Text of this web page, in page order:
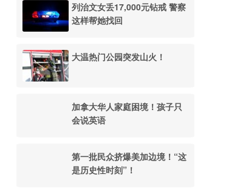
列治文女丢17,000元钻戒 警察
这样帮她找回
大温热门公园突发山火！
加拿大华人家庭困境！孩子只
会说英语
第一批民众挤爆美加边境！“这
是历史性时刻”！